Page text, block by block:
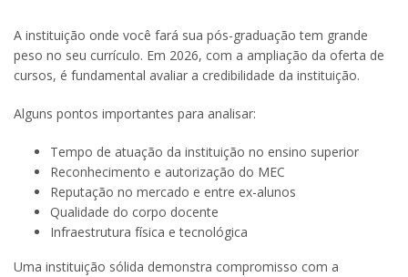
A instituição onde você fará sua pós-graduação tem grande
peso no seu currículo. Em 2026, com a ampliação da oferta de
cursos, é fundamental avaliar a credibilidade da instituição.
Alguns pontos importantes para analisar:
Tempo de atuação da instituição no ensino superior
Reconhecimento e autorização do MEC
Reputação no mercado e entre ex-alunos
Qualidade do corpo docente
Infraestrutura física e tecnológica
Uma instituição sólida demonstra compromisso com a